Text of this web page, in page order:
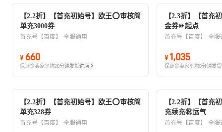
【2.2折】【首充初始号】欧王⭕审核简
单充3000券
首充号【百度】 全服通用
¥ 660
保证金卖家平均26分钟发货进店
【2.3折】【首充
金券⏩起点
首充号【百度】 全服
¥ 1,035
保证金卖家平均9分钟发货
【2.2折】【首充初始号】欧王⭕审核简
单充328券
首充号【百度】 全服通用
【2.2折】【首充
充续充㊗️运气
首充号【百度】 全服